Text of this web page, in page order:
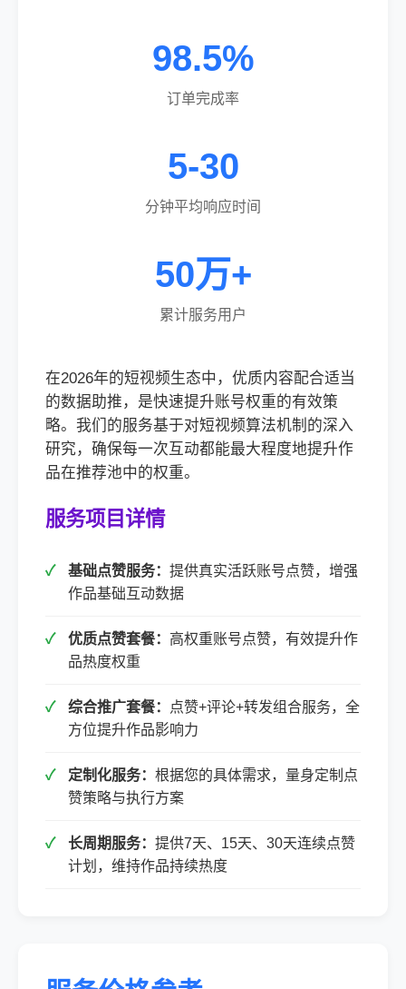
98.5%
订单完成率
5-30
分钟平均响应时间
50万+
累计服务用户
在2026年的短视频生态中，优质内容配合适当
的数据助推，是快速提升账号权重的有效策
略。我们的服务基于对短视频算法机制的深入
研究，确保每一次互动都能最大程度地提升作
品在推荐池中的权重。
服务项目详情
基础点赞服务： 提供真实活跃账号点赞，增强
作品基础互动数据
优质点赞套餐： 高权重账号点赞，有效提升作
品热度权重
综合推广套餐：
点赞+评论+转发组合服务，全
方位提升作品影响力
定制化服务： 根据您的具体需求，量身定制点
赞策略与执行方案
长周期服务： 提供7天、15天、30天连续点赞
计划，维持作品持续热度